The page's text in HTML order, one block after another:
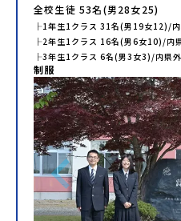
全校生徒 53名(男28女25)
├1年生1 クラス 31名(男 19女12)/内
├2年生1 クラス 16名(男6女10)/内
├3年生1 クラス 6名(男3 女3)/内県
制服